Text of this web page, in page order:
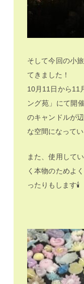
そして今回の小
てきました！
10月11日から11
ング苑」にて開
のキャンドルが
な空間になってい
また、使用して
く本物のためよ
ったりもします🕯